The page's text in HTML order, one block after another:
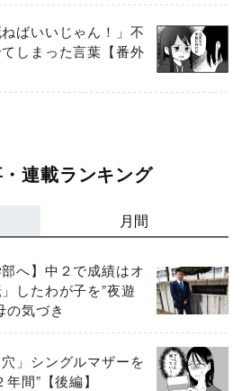
ねばいいじゃん！」不
しまった言葉【番外
連載ランキング
月間
部へ】中２で成績はオ
したわが子を”夜遊
の気づき
穴」シングルマザーを
間”【後編】